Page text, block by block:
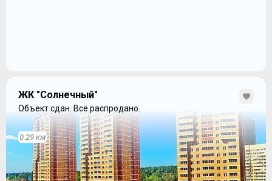
ЖК "Солнечный"
Объект сдан. Всё распродано.
0.29 км